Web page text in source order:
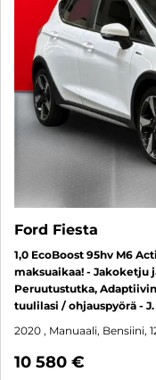
Ford Fiesta
1,0 EcoBoost 95hv M6
maksuaikaa! - Jakoketju
Peruutustutka,
tuulilasi / ohjauspyörä -
2020 , Manuaali, Bensiini,
10 580 €